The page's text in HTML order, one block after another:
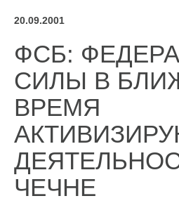
20.09.2001
ФСБ:
СИЛЫ В
ВРЕМЯ
ЧЕЧНЕ